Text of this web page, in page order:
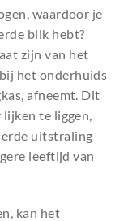
waardoor je
blik hebt?
zijn van het
het onderhuids
afneemt. Dit
lijken te liggen,
uitstraling
leeftijd van
kan het